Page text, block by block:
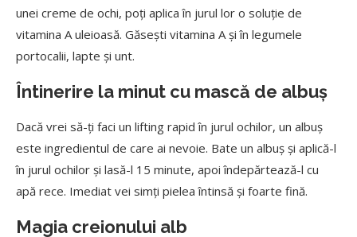
unei creme de ochi, poţi aplica în jurul lor o soluţie de
vitamina A uleioasă. Găseşti vitamina A şi în legumele
portocalii, lapte şi unt.
Întinerire la minut cu mască de albuș
Dacă vrei să-ţi faci un lifting rapid în jurul ochilor, un albuş
este ingredientul de care ai nevoie. Bate un albuş şi aplică-l
în jurul ochilor şi lasă-l 15 minute, apoi îndepărtează-l cu
apă rece. Imediat vei simţi pielea întinsă şi foarte fină.
Magia creionului alb